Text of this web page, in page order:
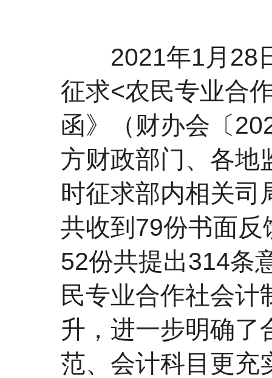
2021年1月28日
征求<农民专业合
函》（财办会〔
方财政部门、各地
时征求部内相关司
共收到79份书面
52份共提出314条
民专业合作社会
升，进一步明确了
范、会计科目更充